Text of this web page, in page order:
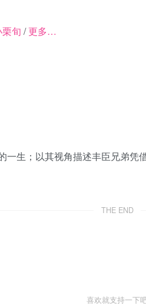
旬 /更多…
生；以其视角描述丰臣兄弟凭
THE END
喜欢就支持一下